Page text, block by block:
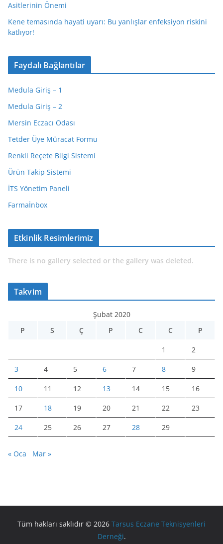
Asitlerinin Önemi
Kene temasında hayati uyarı: Bu yanlışlar enfeksiyon riskini
katlıyor!
Faydalı Bağlantılar
Medula Giriş – 1
Medula Giriş – 2
Mersin Eczacı Odası
Tetder Üye Müracat Formu
Renkli Reçete Bilgi Sistemi
Ürün Takip Sistemi
İTS Yönetim Paneli
Farmaİnbox
Etkinlik Resimlerimiz
There is no gallery selected or the gallery was deleted.
Takvim
Şubat 2020
P
S Ç P C C P
1 2
3 4 5 6 7 8 9
10 11 12 13 14 15 16
17 18 19 20 21 22 23
24 25 26 27 28 29
« Oca Mar »
Tüm hakları saklıdır © 2026 Tarsus Eczane Teknisyenleri
Derneği.